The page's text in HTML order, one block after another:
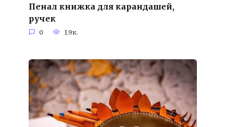
Пенал книжка для карандашей,
ручек
0 1.9к.